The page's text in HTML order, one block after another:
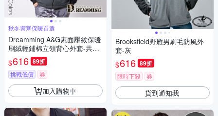
秋冬禦寒保暖首選
Dreamming A&G素面壓紋保暖
刷絨輕鋪棉立領背心外套-共二
色
$616 89折
挑戰低價 券
加入購物車
Brooksfield野雁男刷毛防風外
套-灰
$616 89折
限時下殺 券
貨到通知我